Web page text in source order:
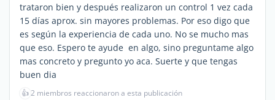
trataron bien y después realizaron un control 1 vez cada
15 días aprox. sin mayores problemas. Por eso digo que
es según la experiencia de cada uno. No se mucho mas
que eso. Espero te ayude en algo, sino preguntame algo
mas concreto y pregunto yo aca. Suerte y que tengas
buen dia
👍2 miembros reaccionaron a esta publicación